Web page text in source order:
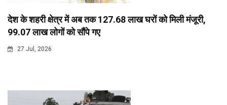
देश के शहरी क्षेत्र में अब तक 127.68 लाख घरों को मिली मंजूरी,
99.07 लाख लोगों को सौंपे गए
27 Jul, 2026